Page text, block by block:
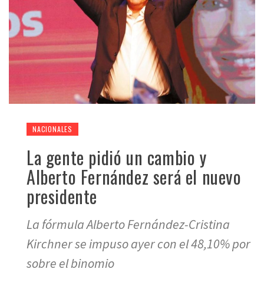
NACIONALES
La gente pidió un cambio y
Alberto Fernández será el nuevo
presidente
La fórmula Alberto Fernández-Cristina
Kirchner se impuso ayer con el 48,10% por
sobre el binomio